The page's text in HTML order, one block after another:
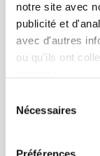
notre site avec
publicité et
avec d'autres
ou qu'ils ont
Nécessaires
Préférences